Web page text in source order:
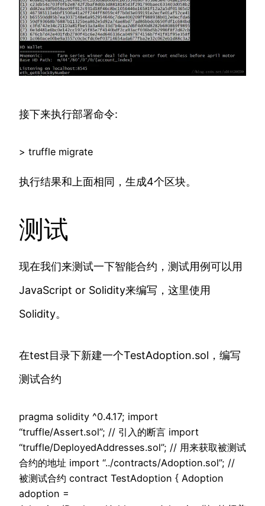
接下来执行部署命令:
> truffle migrate
执行结果和上面相同，生成4个区块。
测试
现在我们来测试一下智能合约，测试用例可以用
JavaScript or Solidity来编写，这里使用
Solidity。
在test目录下新建一个TestAdoption.sol，编写
测试合约
pragma solidity ^0.4.17; import
“truffle/Assert.sol”; // 引入的断言 import
“truffle/DeployedAddresses.sol”; // 用来获取被测试
合约的地址 import “../contracts/Adoption.sol”; //
被测试合约 contract TestAdoption { Adoption
adoption =